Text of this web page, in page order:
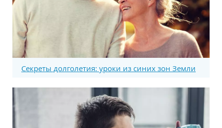
Секреты долголетия: уроки из синих зон Земли